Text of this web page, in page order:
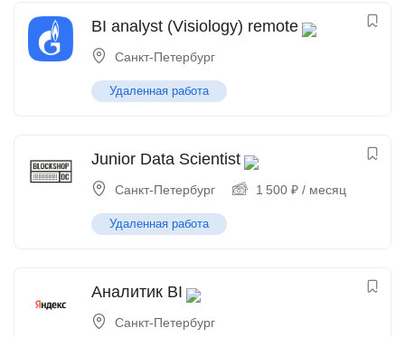
BI analyst (Visiology) remote
Санкт-Петербург
Удаленная работа
Junior Data Scientist
Санкт-Петербург 1 500 ₽ / месяц
Удаленная работа
Аналитик BI
Санкт-Петербург